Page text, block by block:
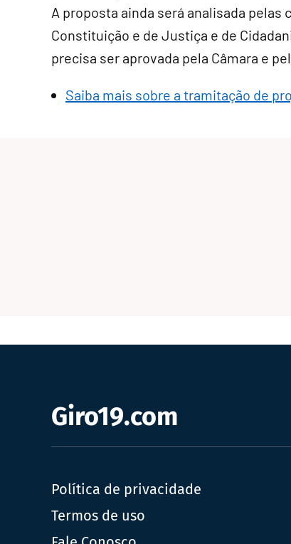
A proposta ainda será analisada pelas
Constituição e de Justiça e de
precisa ser aprovada pela Câmara e
Saiba mais sobre a tramitação de
Giro19.com
Política de privacidade
Termos de uso